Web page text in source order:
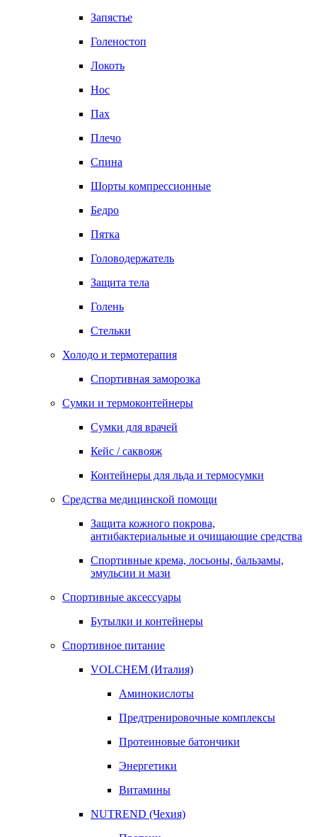
Запястье
Голеностоп
Локоть
Нос
Пах
Плечо
Спина
Шорты компрессионные
Бедро
Пятка
Головодержатель
Защита тела
Голень
Стельки
Холодо и термотерапия
Спортивная заморозка
Сумки и термоконтейнеры
Сумки для врачей
Кейс / саквояж
Контейнеры для льда и термосумки
Средства медицинской помощи
Защита кожного покрова,
антибактериальные и очищающие средства
Спортивные крема, лосьоны, бальзамы,
эмульсии и мази
Спортивные аксессуары
Бутылки и контейнеры
Спортивное питание
VOLCHEM (Италия)
Аминокислоты
Предтренировочные комплексы
Протеиновые батончики
Энергетики
Витамины
NUTREND (Чехия)